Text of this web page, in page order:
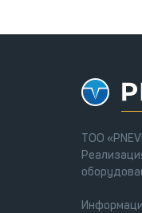
ТОО